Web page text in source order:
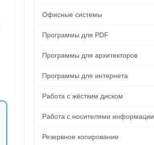
Офисные системы
Программы для PDF
Программы для архитекторов
Программы для интернета
Работа с жёстким диском
Работа с носителями информации
Резервное копирование